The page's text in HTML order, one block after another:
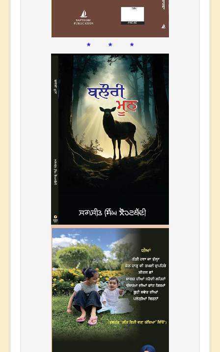
* * *